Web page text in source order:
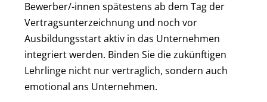
Bewerber/-innen spätestens ab dem Tag der
Vertragsunterzeichnung und noch vor
Ausbildungsstart aktiv in das Unternehmen
integriert werden. Binden Sie die zukünftigen
Lehrlinge nicht nur vertraglich, sondern auch
emotional ans Unternehmen.